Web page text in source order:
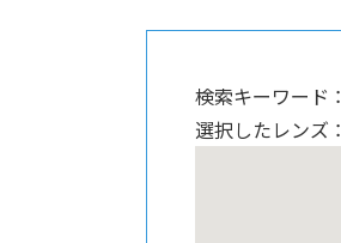
検索キーワード ：
選択したレンズ ：